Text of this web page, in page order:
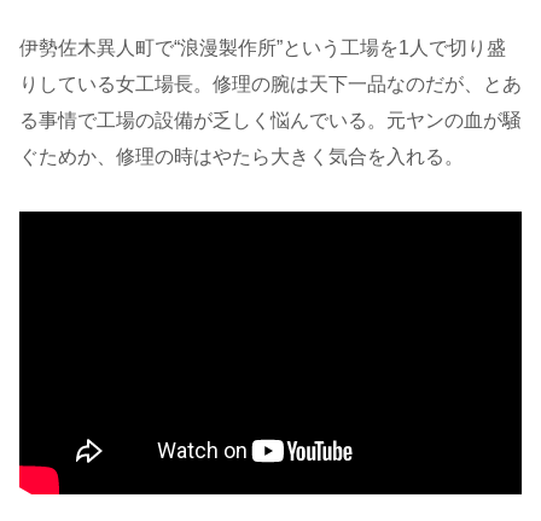
伊勢佐木異人町で“浪漫製作所”という工場を1人で切り盛
りしている女工場長。修理の腕は天下一品なのだが、とあ
る事情で工場の設備が乏しく悩んでいる。元ヤンの血が騒
ぐためか、修理の時はやたら大きく気合を入れる。